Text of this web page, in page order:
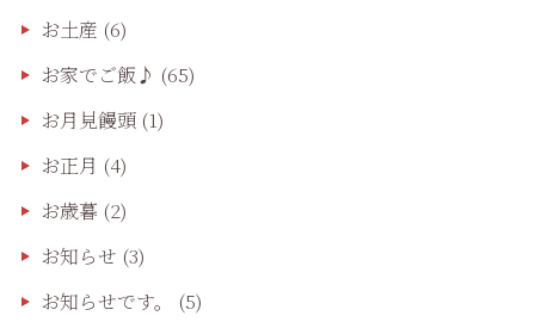
お土産 (6)
お家でご飯♪ (65)
お月見饅頭(1)
お正月 (4)
お歳暮 (2)
お知らせ (3)
お知らせです。
(5)